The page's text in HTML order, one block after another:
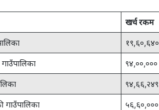
खर्च रकम
१९,६०,६४०
९४,००,०००
९४,६६,२४९
गाउँपालिका ५६,६०,०००